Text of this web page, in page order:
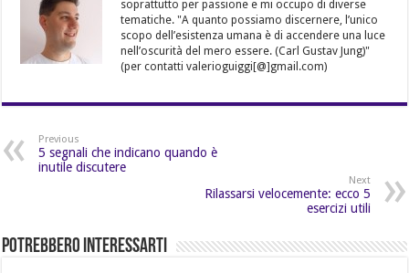
soprattutto per passione e mi occupo di diverse
tematiche. "A quanto possiamo discernere, l’unico
scopo dell’esistenza umana è di accendere una luce
nell’oscurità del mero essere. (Carl Gustav Jung)"
(per contatti valerioguiggi[@]gmail.com)
Previous
5 segnali che indicano quando è
inutile discutere
Next
Rilassarsi velocemente: ecco 5
esercizi utili
Potrebbero Interessarti